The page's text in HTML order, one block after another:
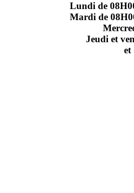
Lundi de
Mardi de
Jeudi et
et